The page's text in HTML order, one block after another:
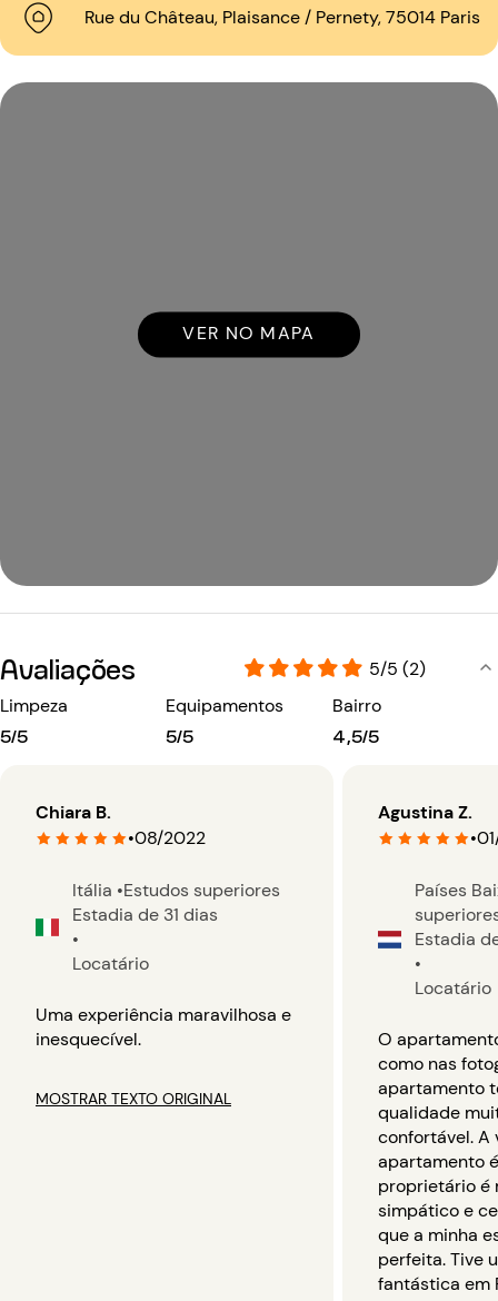
Rue du Château, Plaisance / Pernety, 75014 Paris
VER NO MAPA
Avaliações
5/5 (2)
Limpeza
5/5
Equipamentos
5/5
Bairro
4,5/5
Chiara B.
•08/2022
Itália •Estudos superiores
Estadia de 31 dias
•
Locatário
Uma experiência maravilhosa e
inesquecível.
MOSTRAR TEXTO ORIGINAL
Agustina Z.
•
Países
Estadia
•
Locatário
O
como nas
apartamento
qualidade
confortável. A
apartamento
proprietário é
simpático e
que a minha
perfeita. Tive
fantástica em